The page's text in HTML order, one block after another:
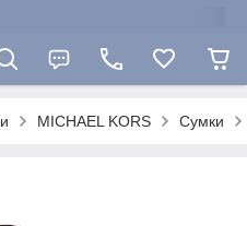
MICHAEL KORS Сумки